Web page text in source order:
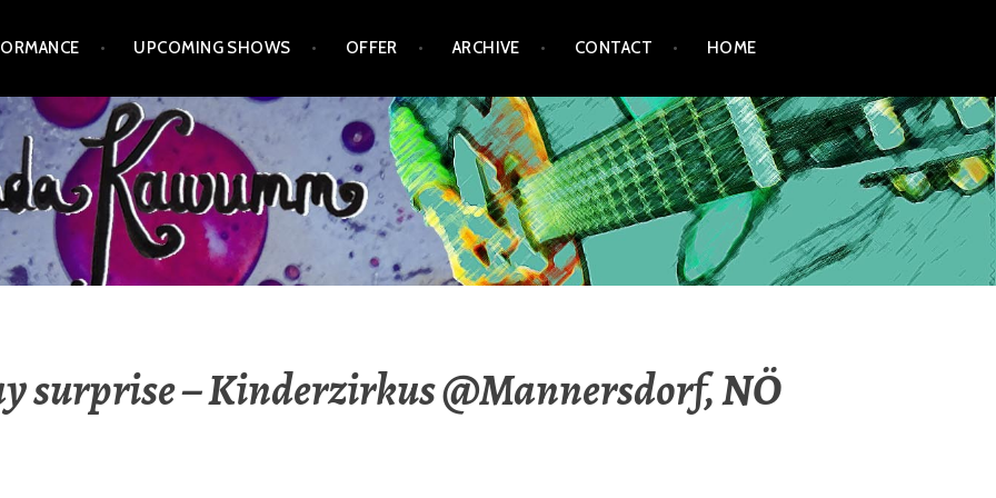
UPCOMING SHOWS OFFER ARCHIVE CONTACT HOME
surprise – Kinderzirkus @Mannersdorf, NÖ